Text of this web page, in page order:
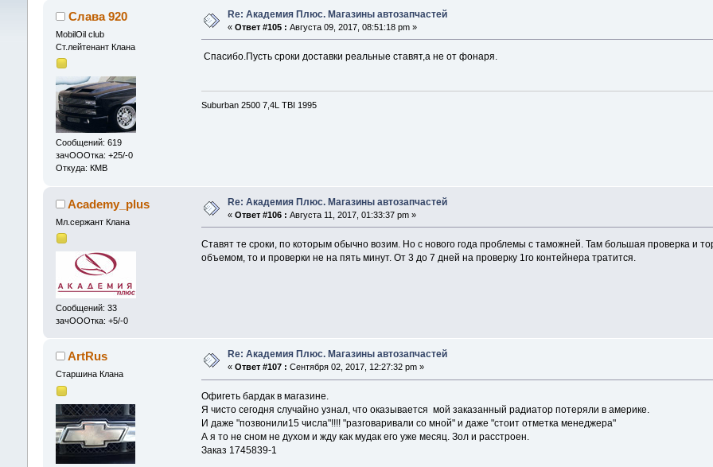
Слава 920
MobilOil club
Ст.лейтенант Клана
Сообщений: 619
зачОООтка: +25/-0
Откуда: КМВ
Re: Академия Плюс. Магазины автозапчастей
« Ответ #105 : Августа 09, 2017, 08:51:18 pm »
Спасибо.Пусть сроки доставки реальные ставят,а не от фонаря.
Suburban 2500 7,4L TBI 1995
Academy_plus
Мл.сержант Клана
Сообщений: 33
зачОООтка: +5/-0
Re: Академия Плюс. Магазины автозапчастей
« Ответ #106 : Августа 11, 2017, 01:33:37 pm »
Ставят те сроки, по которым обычно возим. Но с нового года проблемы с таможней. Там большая проверка и
объемом, то и проверки не на пять минут. От 3 до 7 дней на проверку 1го контейнера тратится.
ArtRus
Старшина Клана
Re: Академия Плюс. Магазины автозапчастей
« Ответ #107 : Сентября 02, 2017, 12:27:32 pm »
Офигеть бардак в магазине.
Я чисто сегодня случайно узнал, что оказывается мой заказанный радиатор потеряли в америке.
И даже "позвонили15 числа"!!!! "разговаривали со мной" и даже "стоит отметка менеджера"
А я то не сном не духом и жду как мудак его уже месяц. Зол и расстроен.
Заказ 1745839-1